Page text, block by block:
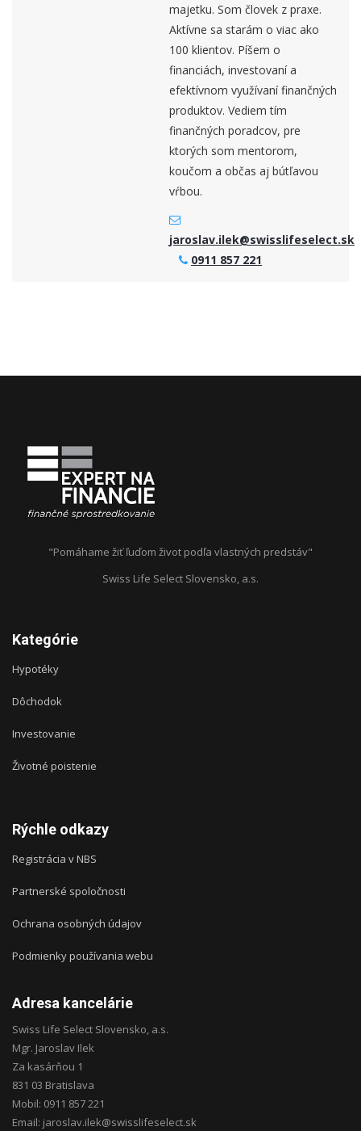
majetku. Som človek z praxe.
Aktívne sa starám o viac ako
100 klientov. Píšem o
financiách, investovaní a
efektívnom využívaní finančných
produktov. Vediem tím
finančných poradcov, pre
ktorých som mentorom,
koučom a občas aj bútľavou
vŕbou.
jaroslav.ilek@swisslifeselect.sk
0911 857 221
"Pomáhame žiť ľuďom život podľa vlastných predstáv"
Swiss Life Select Slovensko, a.s.
Kategórie
Hypotéky
Dôchodok
Investovanie
Životné poistenie
Rýchle odkazy
Registrácia v NBS
Partnerské spoločnosti
Ochrana osobných údajov
Podmienky používania webu
Adresa kancelárie
Swiss Life Select Slovensko, a.s.
Mgr. Jaroslav Ilek
Za kasárňou 1
831 03 Bratislava
Mobil: 0911 857 221
Email: jaroslav.ilek@swisslifeselect.sk